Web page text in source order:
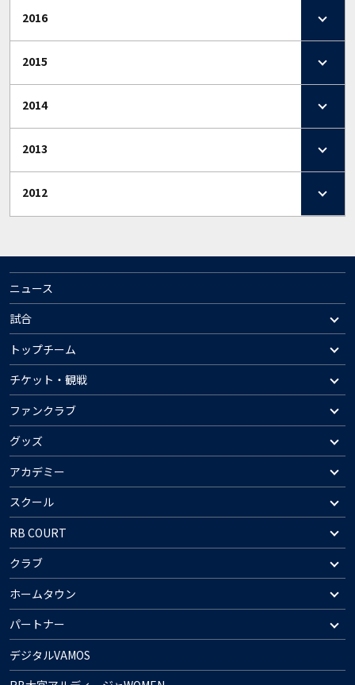
2016
2015
2014
2013
2012
ニュース
試合
トップチーム
チケット・観戦
ファンクラブ
グッズ
アカデミー
スクール
RB COURT
クラブ
ホームタウン
パートナー
デジタルVAMOS